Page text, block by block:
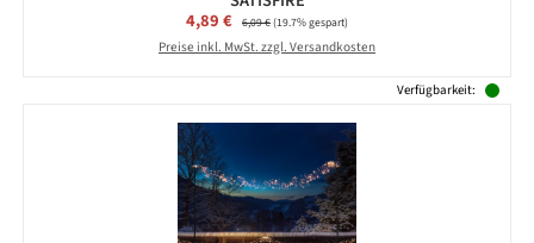
Verkaufspreis:
4,89 € Regulärer Preis:
6,09 €(19.7% gespart)
Preise inkl. MwSt. zzgl. Versandkosten
Verfügbarkeit: